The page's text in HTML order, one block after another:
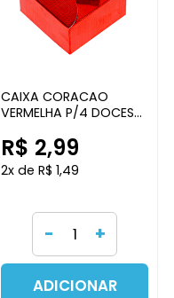
CAIXA CORACAO
VERMELHA P/4 DOCES
R$ 2,99
2x de R$ 1,49
- +
ADICIONAR